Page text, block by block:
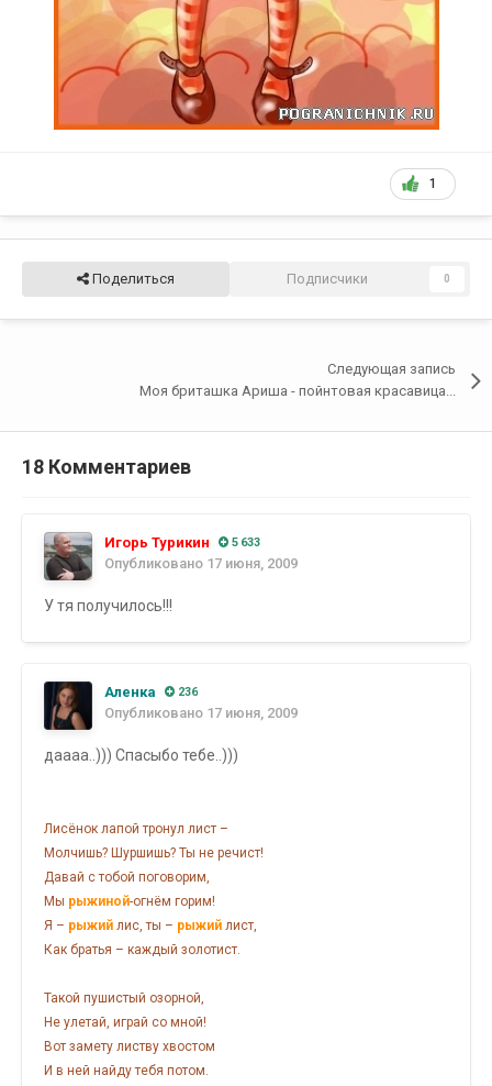
1
Поделиться Подписчики 0
Следующая запись
Моя бриташка Ариша - пойнтовая красавица...
18 Комментариев
Игорь Турикин 5 633
Опубликовано 17 июня, 2009
У тя получилось!!!
Аленка 236
Опубликовано 17 июня, 2009
даааа..))) Спасыбо тебе..)))
Лисёнок лапой тронул лист –
Молчишь? Шуршишь? Ты не речист!
Давай с тобой поговорим,
Мы рыжиной-огнём горим!
Я – рыжий лис, ты – рыжий лист,
Как братья – каждый золотист.
Такой пушистый озорной,
Не улетай, играй со мной!
Вот замету листву хвостом
И в ней найду тебя потом.